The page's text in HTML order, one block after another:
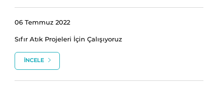
06 Temmuz 2022
Sıfır Atık Projeleri İçin Çalışıyoruz
İNCELE